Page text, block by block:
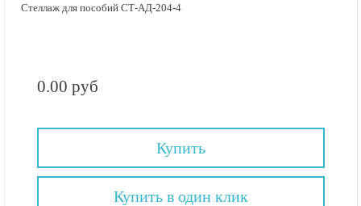
Стеллаж для пособий СТ-АД-204-4
0.00 руб
Купить
Купить в один клик